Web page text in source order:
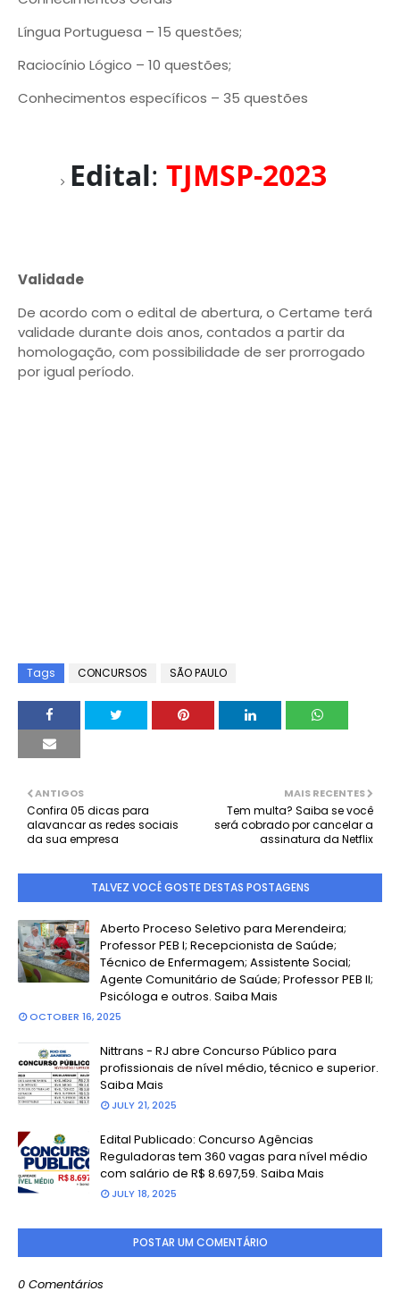
Língua Portuguesa – 15 questões;
Raciocínio Lógico – 10 questões;
Conhecimentos específicos – 35 questões
Edital: TJMSP-2023
Validade
De acordo com o edital de abertura, o Certame terá
validade durante dois anos, contados a partir da
homologação, com possibilidade de ser prorrogado
por igual período.
Tags CONCURSOS SÃO PAULO
MAIS RECENTES
Tem multa? Saiba se você
será cobrado por cancelar a
assinatura da Netflix
ANTIGOS
Confira 05 dicas para
alavancar as redes sociais
da sua empresa
TALVEZ VOCÊ GOSTE DESTAS POSTAGENS
Aberto Proceso Seletivo para Merendeira;
Professor PEB I; Recepcionista de Saúde;
Técnico de Enfermagem; Assistente Social;
Agente Comunitário de Saúde; Professor PEB II;
Psicóloga e outros. Saiba Mais
OCTOBER 16, 2025
Nittrans - RJ abre Concurso Público para
profissionais de nível médio, técnico e superior.
Saiba Mais
JULY 21, 2025
Edital Publicado: Concurso Agências
Reguladoras tem 360 vagas para nível médio
com salário de R$ 8.697,59. Saiba Mais
JULY 18, 2025
POSTAR UM COMENTÁRIO
0 Comentários